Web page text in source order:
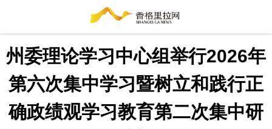
州委理论学习中心组举行2026年
第六次集中学习暨树立和践行正
确政绩观学习教育第二次集中研